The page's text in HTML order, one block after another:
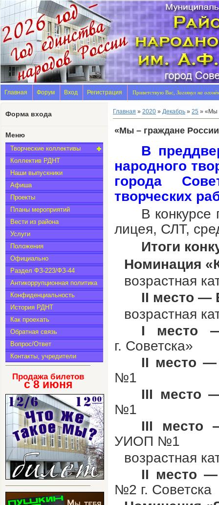
Главная Форум Вход Регистрация Приветствую Вас, Заглянул на огонёк
Форма входа
Меню
Творческие коллективы
Коллектив РДНТ
Наши выпускники
Афиша
Проекты
Планы мероприятий
Вести из района
Услуги
Положения
Официально
Раздел ФЗ-223/ФЗ-44
Антикоррупционная политика
Конфиденциальность
История РДНТ
Как проехать
Обратная связь
Вопрос/Ответ
Контакты, учредители
Продажа билетов
с 8 июня
Главная » 2020 » Декабрь » 25 » «Мы
«Мы – граждане
В
народного
города
творческих
В конкурсе
лицея, СЛТ,
Итоги
Номинация
возрастная
II место —
возрастная
I место
г. Советска»
II место—
№1
III
место
№1
III место
УИОП №1
возрастная
II место—
№2 г. Советска